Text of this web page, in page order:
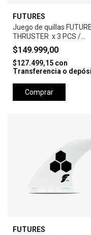
FUTURES
Juego de quillas
THRUSTER x 3 PCS /
SMALL -
$149.999,00
$127.499,15 con
Transferencia o
Comprar
FUTURES